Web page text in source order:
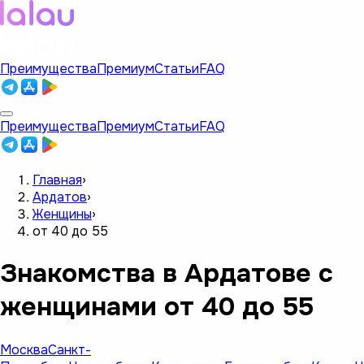
ПреимуществаПремиумСтатьиFAQ
ПреимуществаПремиумСтатьиFAQ
Главная›
Ардатов›
Женщины›
от 40 до 55
Знакомства в Ардатове с
женщинами от 40 до 55
МоскваСанкт-